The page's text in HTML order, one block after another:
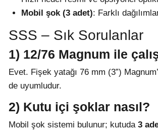
Mobil şok (3 adet): Farklı
SSS – Sık Sorulanlar
1) 12/76 Magnum ile
Evet. Fişek yatağı 76 mm (3”)
de uyumludur.
2) Kutu içi şoklar nasıl?
Mobil şok sistemi bulunur; kutuda 3